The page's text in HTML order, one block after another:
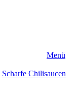
Menü
Scharfe Chilisaucen